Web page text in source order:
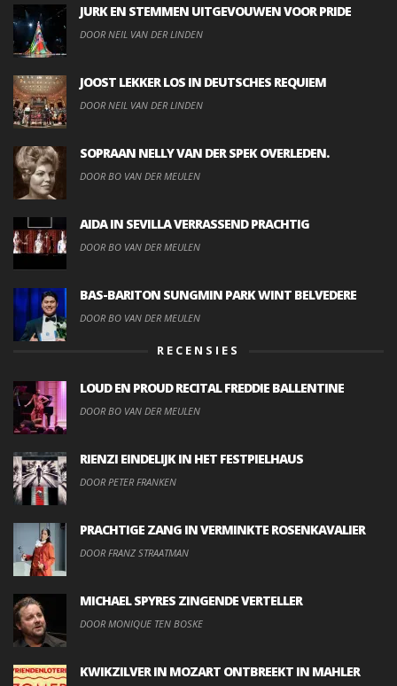
JURK EN STEMMEN UITGEVOUWEN VOOR PRIDE
DOOR NEIL VAN DER LINDEN
JOOST LEKKER LOS IN DEUTSCHES REQUIEM
DOOR NEIL VAN DER LINDEN
SOPRAAN NELLY VAN DER SPEK OVERLEDEN.
DOOR BO VAN DER MEULEN
AIDA IN SEVILLA VERRASSEND PRACHTIG
DOOR BO VAN DER MEULEN
BAS-BARITON SUNGMIN PARK WINT BELVEDERE
DOOR BO VAN DER MEULEN
RECENSIES
LOUD EN PROUD RECITAL FREDDIE BALLENTINE
DOOR BO VAN DER MEULEN
RIENZI EINDELIJK IN HET FESTPIELHAUS
DOOR PETER FRANKEN
PRACHTIGE ZANG IN VERMINKTE ROSENKAVALIER
DOOR FRANZ STRAATMAN
MICHAEL SPYRES ZINGENDE VERTELLER
DOOR MONIQUE TEN BOSKE
KWIKZILVER IN MOZART ONTBREEKT IN MAHLER